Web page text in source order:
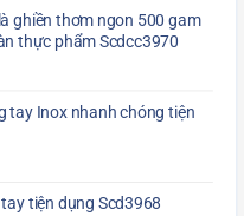
ghiền thơm ngon 500 gam
thực phẩm Scdcc3970
tay Inox nhanh chóng tiện
tiện dụng Scd3968